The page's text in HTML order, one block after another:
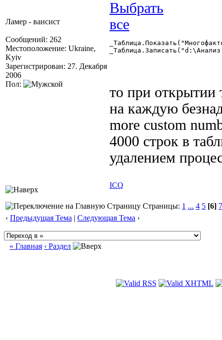
Ламер - вансист
Сообщений: 262
Местоположение: Ukraine,
Kyiv
Зарегистрирован: 27. Декабря
2006
Пол:
то при открытии
на каждую
more custom
4000 строк в
удалением
ICQ
Страницы: 1 ... 4 5 [6] 7
‹ Предыдущая Тема | Следующая Тема ›
« Главная ‹ Раздел